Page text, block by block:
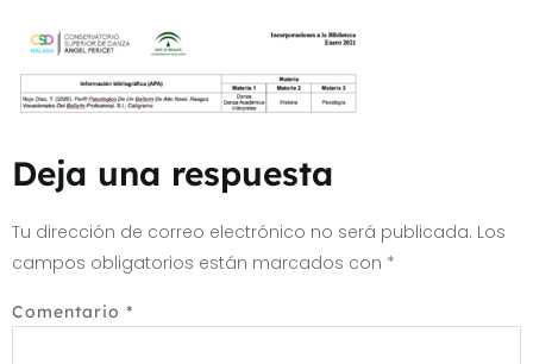
Deja una respuesta
Tu dirección de correo electrónico no será publicada. Los
campos obligatorios están marcados con *
Comentario *